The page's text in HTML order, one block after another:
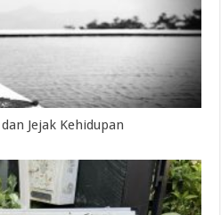
Jejak Kehidupan